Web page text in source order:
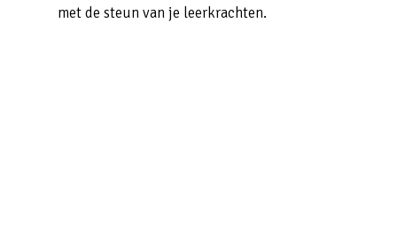
met de steun van je leerkrachten.